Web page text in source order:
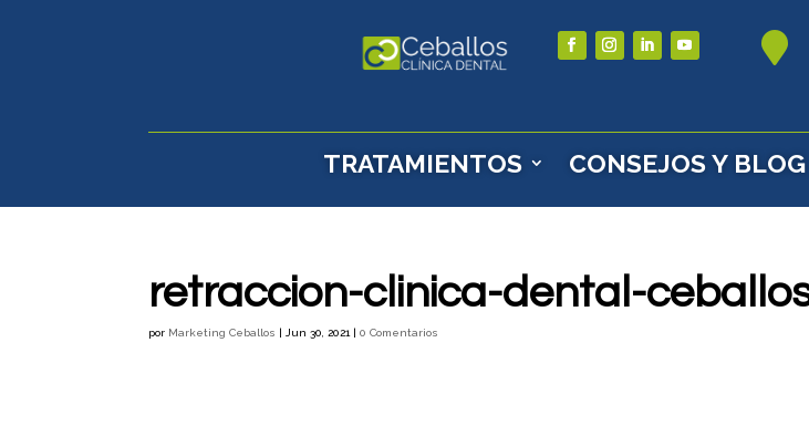

TRATAMIENTOS CONSEJOS Y BLOG
retraccion-clinica-dental-
por Marketing Ceballos | Jun 30, 2021 |0 Comentarios